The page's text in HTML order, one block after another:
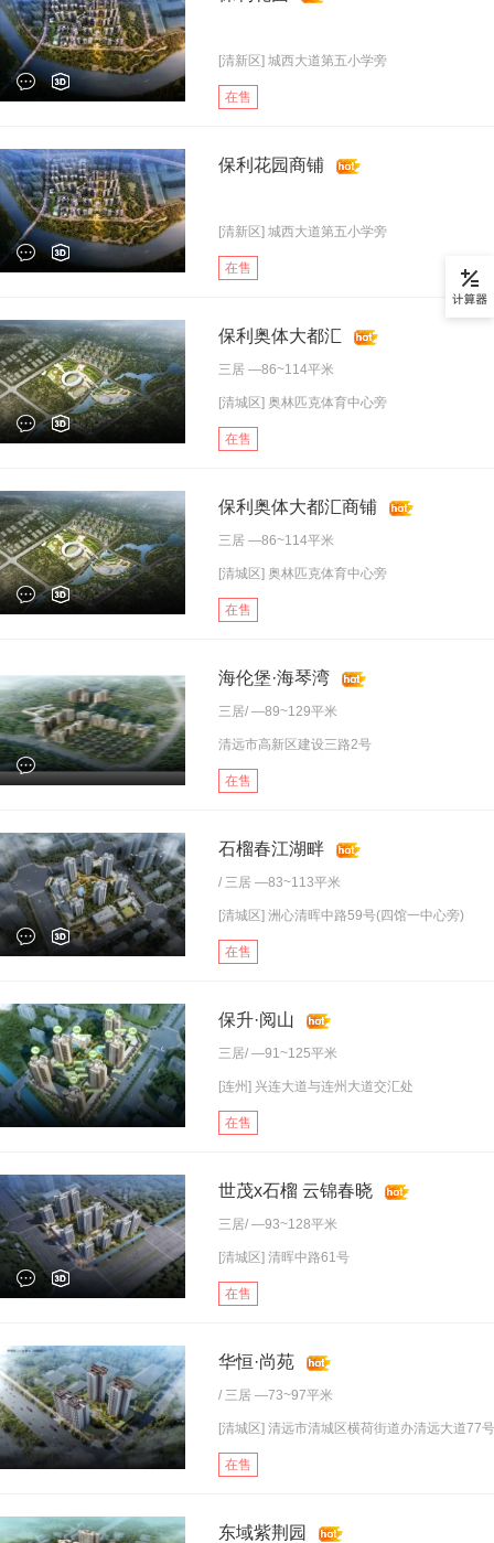
[清新区] 城西大道第五小学旁
在售
保利花园商铺
[清新区] 城西大道第五小学旁
在售
保利奥体大都汇
三居 —86~114平米
[清城区] 奥林匹克体育中心旁
在售
保利奥体大都汇商铺
三居 —86~114平米
[清城区] 奥林匹克体育中心旁
在售
海伦堡·海琴湾
三居/ —89~129平米
清远市高新区建设三路2号
在售
石榴春江湖畔
/ 三居 —83~113平米
[清城区] 洲心清晖中路59号(四馆一中心旁)
在售
保升·阅山
三居/ —91~125平米
[连州] 兴连大道与连州大道交汇处
在售
世茂x石榴 云锦春晓
三居/ —93~128平米
[清城区] 清晖中路61号
在售
华恒·尚苑
/ 三居 —73~97平米
[清城区] 清远市清城区横荷街道办清远大道77
在售
东域紫荆园